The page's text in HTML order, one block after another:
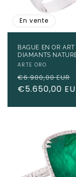
En vente
BAGUE EN OR ART
DIAMANTS
Fournisseur :
ARTE ORO
Prix
habituel
€6.900,00 EUR
€5.650,00